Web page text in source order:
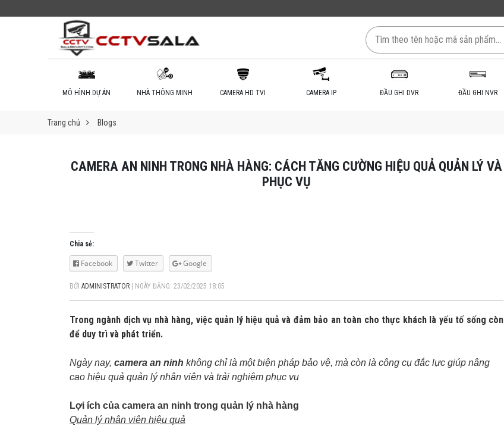
MÔ HÌNH DỰ ÁN NHÀ THÔNG MINH CAMERA HD TVI CAMERA IP ĐẦU GHI DVR ĐẦU GHI NVR
Trang chủ Blogs
CAMERA AN NINH TRONG NHÀ HÀNG: CÁCH TĂNG CƯỜNG HIỆU QUẢ QUẢN LÝ VÀ
PHỤC VỤ
Chia sẻ:
Facebook Twitter Google
BỞI ADMINISTRATOR NGÀY ĐĂNG: 23/02/2025 18:05
Trong ngành dịch vụ nhà hàng, việc quản lý hiệu quả và đảm bảo an toàn cho thực khách là yếu tố sống còn
để duy trì và phát triển.
Ngày nay, camera an ninh không chỉ là một biện pháp bảo vệ, mà còn là công cụ đắc lực giúp nâng
cao hiệu quả quản lý nhân viên và trải nghiệm phục vụ
Lợi ích của camera an ninh trong quản lý nhà hàng
Quản lý nhân viên hiệu quả